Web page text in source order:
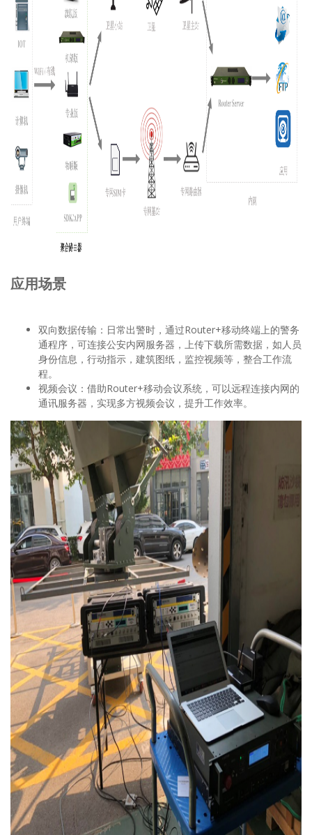
应用场景
双向数据传输：日常出警时，通过Router+移动终端上的警务
通程序，可连接公安内网服务器，上传下载所需数据，如人员
身份信息，行动指示，建筑图纸，监控视频等，整合工作流
程。
视频会议：借助Router+移动会议系统，可以远程连接内网的
通讯服务器，实现多方视频会议，提升工作效率。